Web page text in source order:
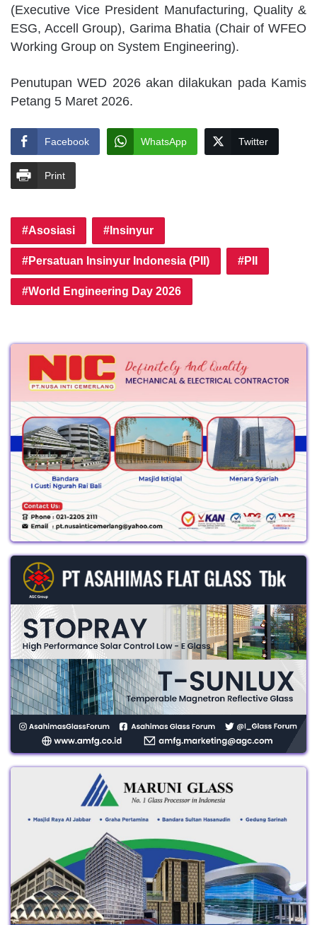
(Executive Vice President Manufacturing, Quality &
ESG, Accell Group), Garima Bhatia (Chair of WFEO
Working Group on System Engineering).
Penutupan WED 2026 akan dilakukan pada Kamis
Petang 5 Maret 2026.
Facebook WhatsApp Twitter
Print
Asosiasi Insinyur
Persatuan Insinyur Indonesia (PII) PII
World Engineering Day 2026